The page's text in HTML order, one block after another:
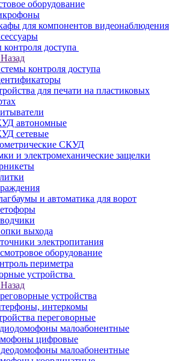
оборудование
для компонентов видеонаблюдения
доступа
Назад
контроля доступа
для печати на пластиковых
автономные
сетевые
СКУД
и электромеханические защелки
и автоматика для ворот
выхода
электропитания
оборудование
периметра
устройства
Назад
устройства
интеркомы
переговорные
малоабонентные
цифровые
малоабонентные